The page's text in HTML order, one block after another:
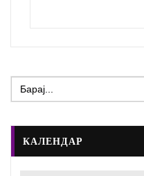
Search
for:
КАЛЕНДАР